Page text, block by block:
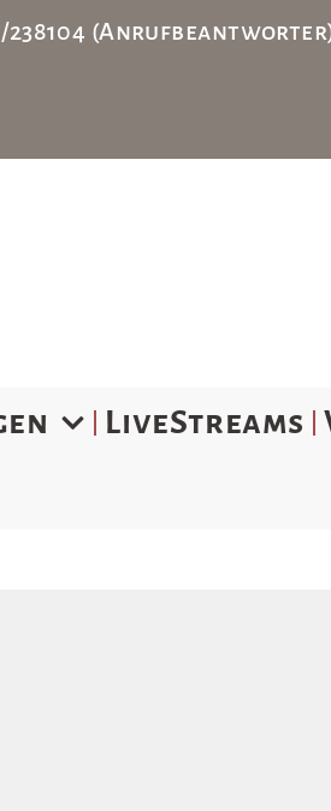
238104
LiveStreams